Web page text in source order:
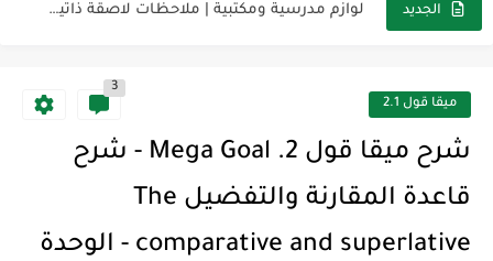
الجديد لوازم مدرسية ومكتبية | ملاحظات لاصقة ذاتية على شكل قلب...
شرح قسم القراءة لكل وحدات الكتاب Super Goal 3 -...
ميقا قول 2.1
3
شرح ميقا قول 2. Mega Goal - شرح
قاعدة المقارنة والتفضيل The
comparative and superlative - الوحدة